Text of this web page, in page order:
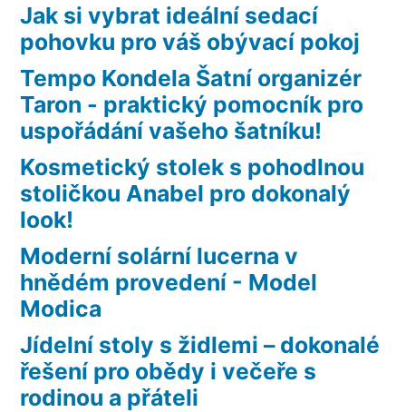
Jak si vybrat ideální sedací
pohovku pro váš obývací pokoj
Tempo Kondela Šatní organizér
Taron - praktický pomocník pro
uspořádání vašeho šatníku!
Kosmetický stolek s pohodlnou
stoličkou Anabel pro dokonalý
look!
Moderní solární lucerna v
hnědém provedení - Model
Modica
Jídelní stoly s židlemi – dokonalé
řešení pro obědy i večeře s
rodinou a přáteli